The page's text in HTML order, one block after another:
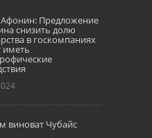
Предложение
снизить долю
в госкомпаниях
иметь